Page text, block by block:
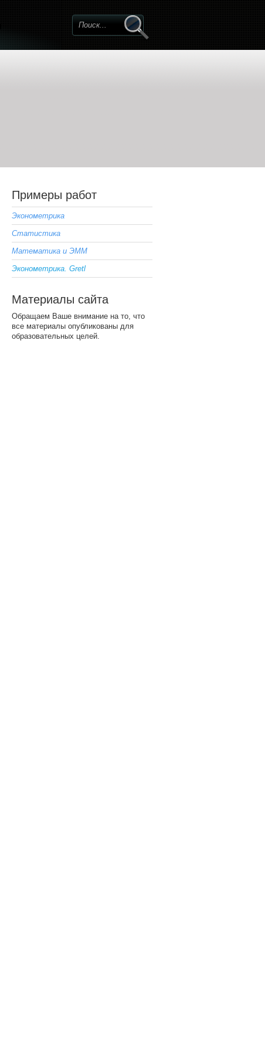
Примеры работ
Эконометрика
Статистика
Математика и ЭММ
Эконометрика. Gretl
Материалы сайта
Обращаем Ваше внимание на то, что
все материалы опубликованы для
образовательных целей.